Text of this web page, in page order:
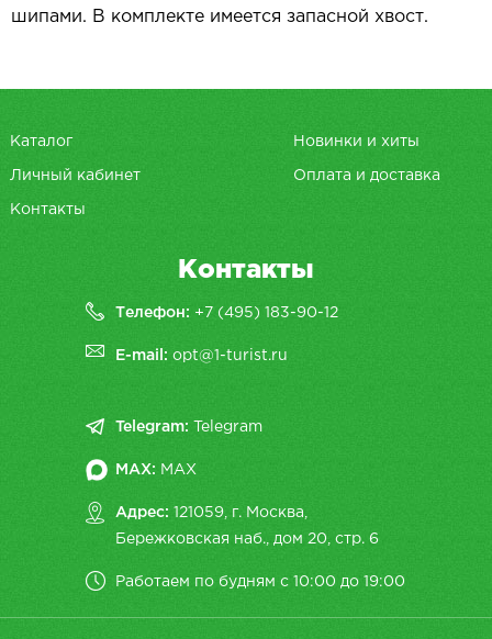
шипами. В комплекте имеется запасной хвост.
Каталог Новинки и хиты
Личный кабинет Оплата и доставка
Контакты
Контакты
Телефон: +7 (495) 183-90-12
E-mail:opt@1-turist.ru
Telegram: Telegram
MAX: MAX
Адрес: 121059, г. Москва,
Бережковская наб., дом 20, cтр. 6
Работаем по будням с 10:00 до 19:00